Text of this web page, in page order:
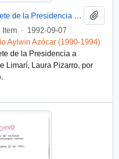
[Carta del Jefe de Gabinete de la Presidencia a Gobernador Provincial de Limarí]
Item · 1992-09-07
Aylwin Azócar (1990-1994)
de la Presidencia a
Limarí, Laura Pizarro, por